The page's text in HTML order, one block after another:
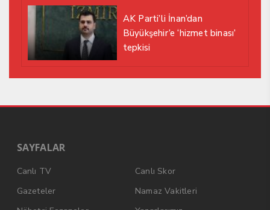
AK Parti’li İnan’dan
Büyükşehir’e ‘hizmet binası’
tepkisi
SAYFALAR
Canlı TV
Canlı Skor
Gazeteler
Namaz Vakitleri